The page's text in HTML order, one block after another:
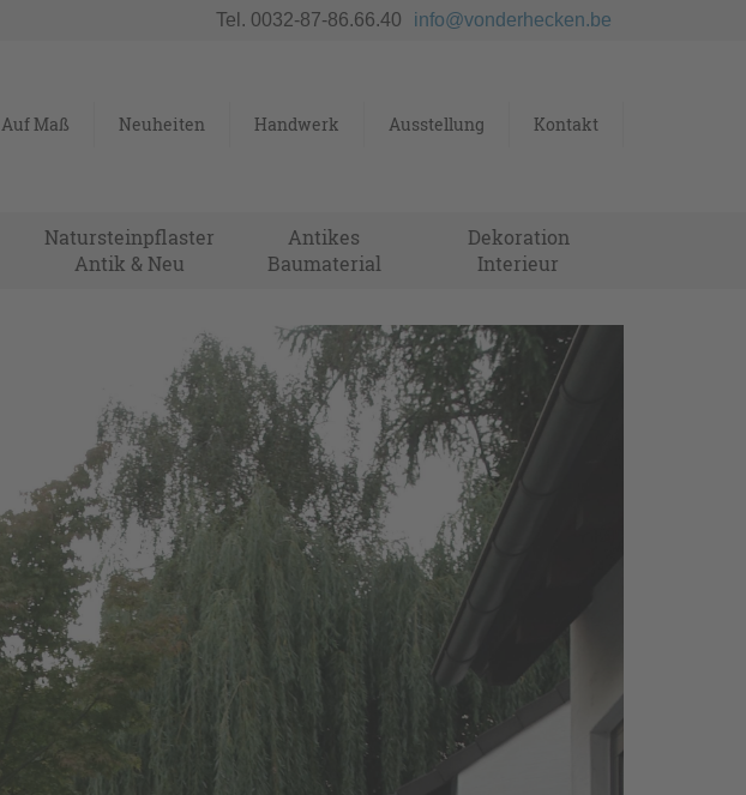
Tel. 0032-87-86.66.40 info@vonderhecken.be
Auf Maß Neuheiten Handwerk Ausstellung Kontakt
Natursteinpflaster
Antik & Neu
Antikes
Baumaterial
Dekoration
Interieur